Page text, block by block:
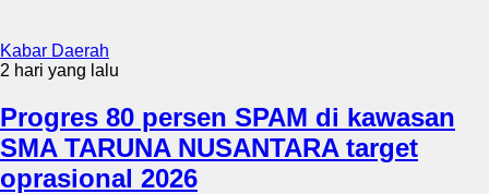
Kabar Daerah
2 hari yang lalu
Progres 80 persen SPAM di kawasan
SMA TARUNA NUSANTARA target
oprasional 2026